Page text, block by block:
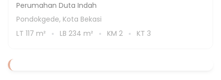
Perumahan Duta Indah
Pondokgede, Kota Bekasi
LT 117 m² LB 234 m² KM 2 KT 3